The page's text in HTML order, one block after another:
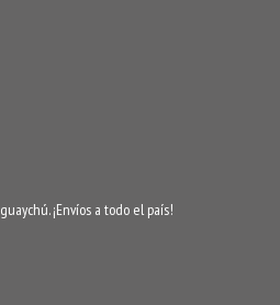
¡Envíos a todo el país!